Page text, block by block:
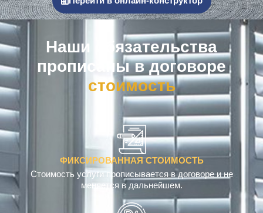
Наши обязательства
прописаны в договоре
омпенсация
ФИКСИРОВАННАЯ СТОИМОСТЬ
Стоимость услуги прописывается в договоре и не
меняется в дальнейшем.